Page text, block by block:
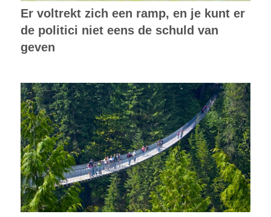
Er voltrekt zich een ramp, en je kunt er
de politici niet eens de schuld van
geven